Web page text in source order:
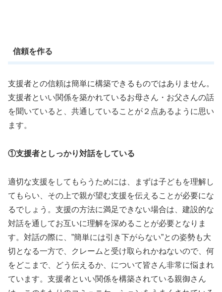
信頼を作る
支援者との信頼は簡単に構築できるものではありません。
支援者といい関係を築かれているお母さん・お父さんの話
を聞いていると、共通していることが２点あるように思い
ます。
①支援者としっかり対話をしている
適切な支援をしてもらうためには、まずは子どもを理解し
てもらい、その上で親が望む支援を伝えることが必要にな
るでしょう。支援の方法に満足できない場合は、建設的な
対話を通してお互いに理解を深めることが必要となりま
す。対話の際に、”簡単には引き下がらない”との姿勢も大
切となる一方で、クレームと受け取られかねないので、何
をどこまで、どう伝えるか、について皆さん非常に悩まれ
ています。支援者といい関係を構築されている親御さん